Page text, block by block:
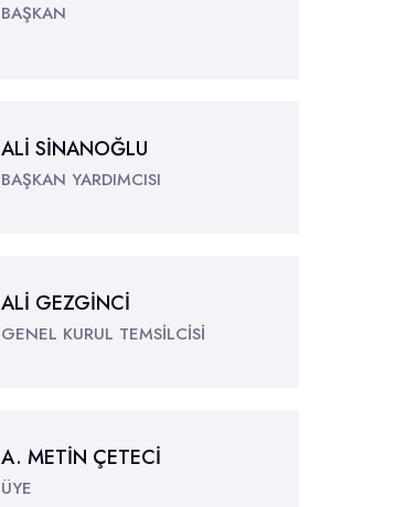
BAŞKAN
ALİ SİNANOĞLU
BAŞKAN YARDIMCISI
ALİ GEZGİNCİ
GENEL KURUL TEMSİLCİSİ
A. METİN ÇETECİ
ÜYE